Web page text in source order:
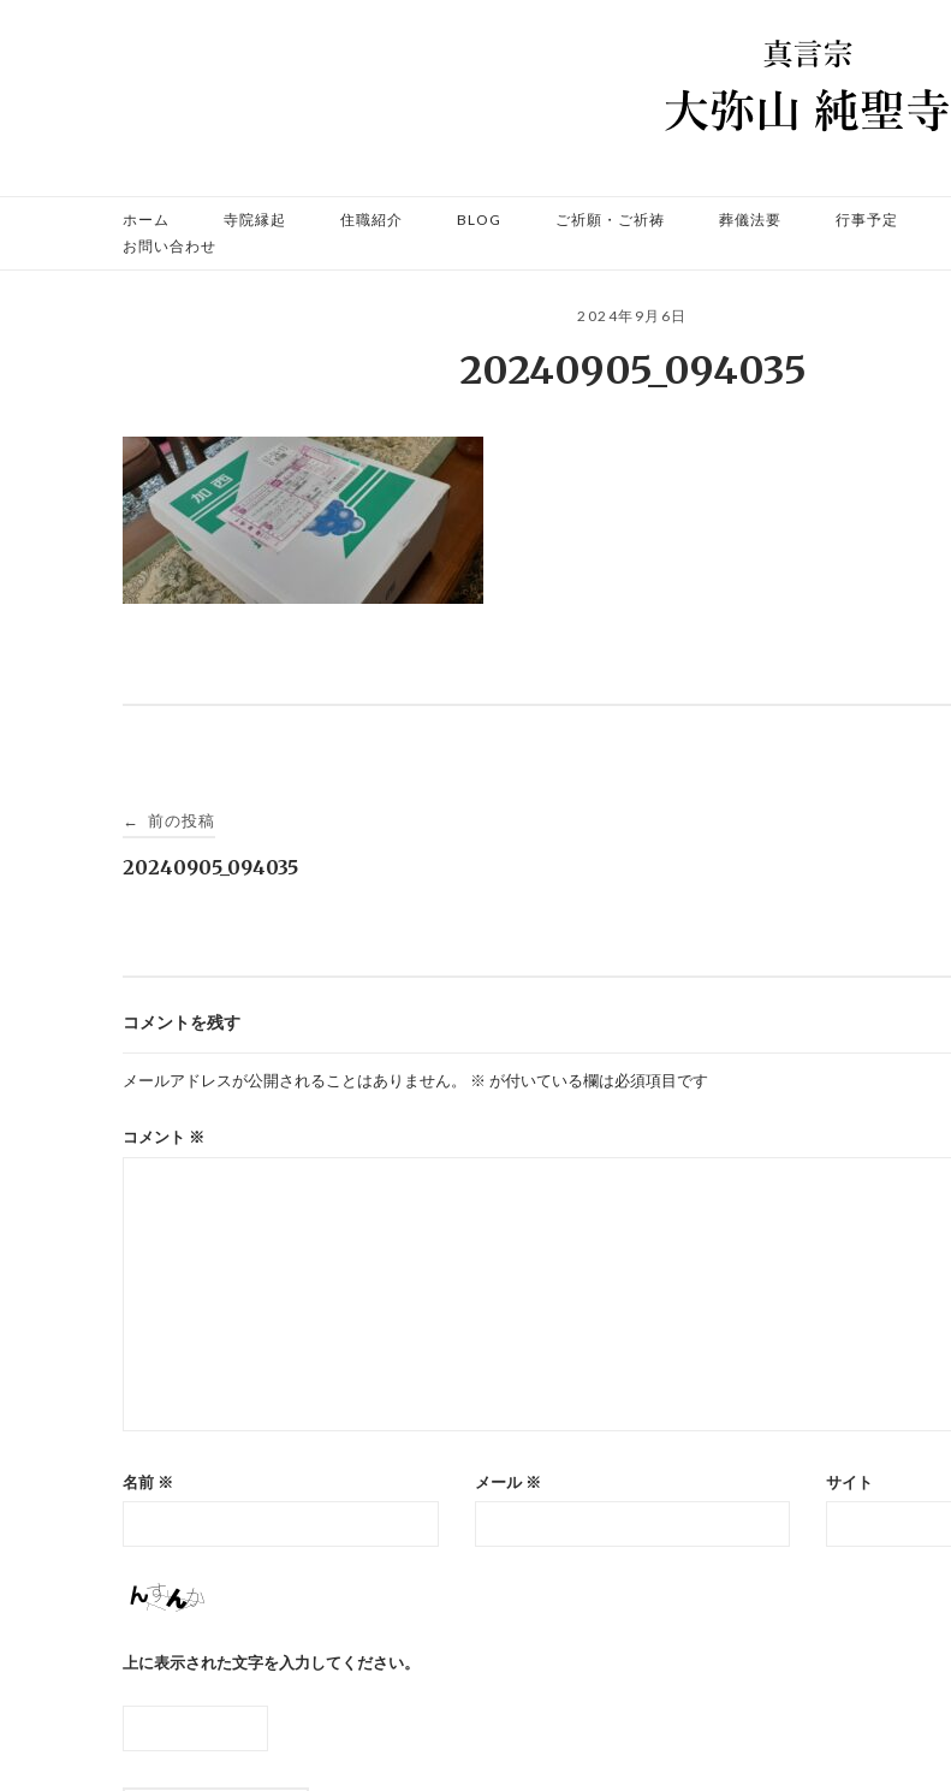
ホーム 寺院縁起 住職紹介 BLOG ご祈願・ご祈祷 葬儀法要 行事予定
お問い合わせ
2024年9月6日
20240905_094035
投
稿
ー
← 前の投稿
20240905_094035
コメントを残す
メールアドレスが公開されることはありません。 ※ が付いている欄は必須項目です
コメント ※
名前 ※ メール ※ サイト
上に表示された文字を入力してください。